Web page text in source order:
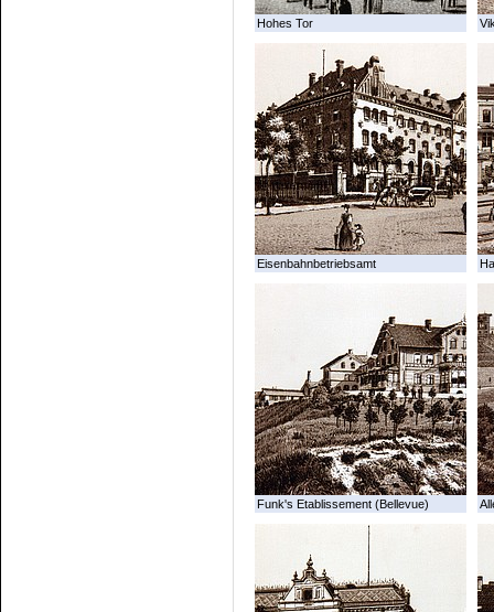
Hohes Tor
Eisenbahnbetriebsamt
Funk's Etablissement (Bellevue)